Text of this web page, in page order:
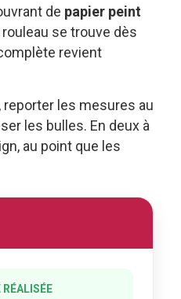
de papier peint
se trouve dès
revient
les mesures au
les bulles. En deux à
au point que les
RÉALISÉE